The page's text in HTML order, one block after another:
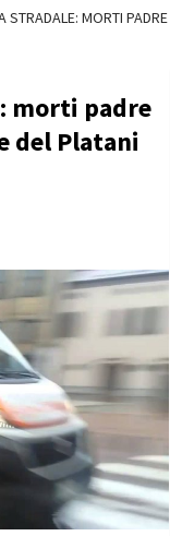
STRADALE: MORTI PADRE
morti padre
del Platani